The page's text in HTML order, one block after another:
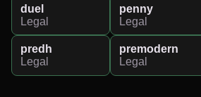
duel
Legal
penny
Legal
predh
Legal
premodern
Legal